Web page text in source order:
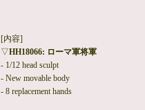
[内容]
▽HH18066: ローマ軍将軍
- 1/12 head sculpt
- New movable body
- 8 replacement hands